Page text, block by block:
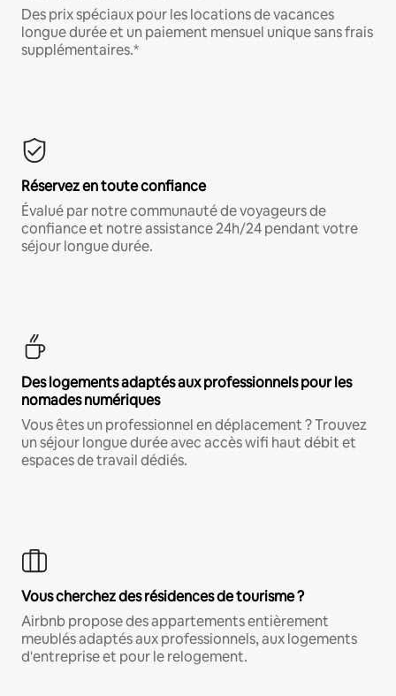
Des prix spéciaux pour les locations de vacances
longue durée et un paiement mensuel unique sans frais
supplémentaires.*
Réservez en toute confiance
Évalué par notre communauté de voyageurs de
confiance et notre assistance 24h/24 pendant votre
séjour longue durée.
Des logements adaptés aux professionnels pour les
nomades numériques
Vous êtes un professionnel en déplacement ? Trouvez
un séjour longue durée avec accès wifi haut débit et
espaces de travail dédiés.
Vous cherchez des résidences de tourisme ?
Airbnb propose des appartements entièrement
meublés adaptés aux professionnels, aux logements
d'entreprise et pour le relogement.